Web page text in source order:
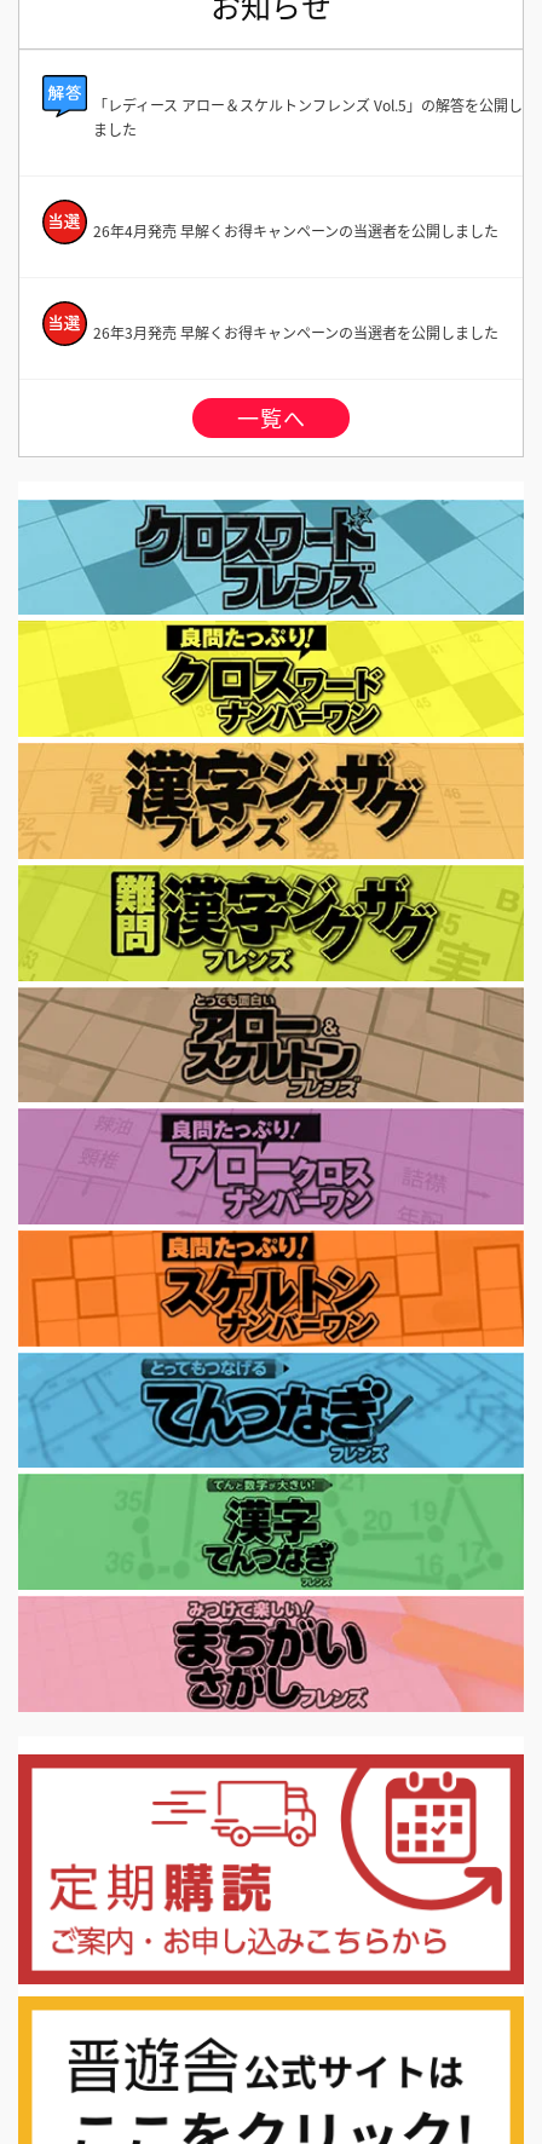
「レディース アロー＆スケルトンフレンズ Vol.5」の解答を公開し
ました
26年4月発売 早解くお得キャンペーンの当選者を公開しました
26年3月発売 早解くお得キャンペーンの当選者を公開しました
一覧へ